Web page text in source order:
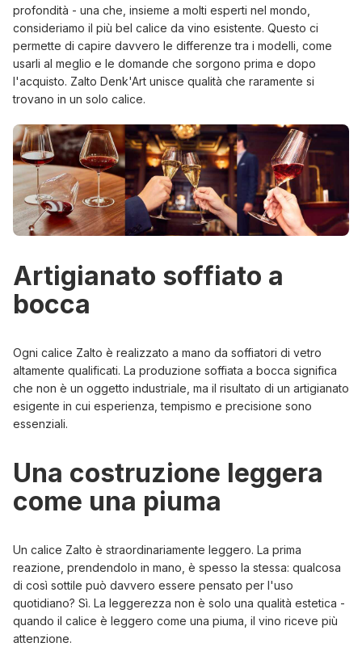
profondità - una che, insieme a molti esperti nel mondo,
consideriamo il più bel calice da vino esistente. Questo ci
permette di capire davvero le differenze tra i modelli, come
usarli al meglio e le domande che sorgono prima e dopo
l'acquisto. Zalto Denk'Art unisce qualità che raramente si
trovano in un solo calice.
Artigianato soffiato a
bocca
Ogni calice Zalto è realizzato a mano da soffiatori di vetro
altamente qualificati. La produzione soffiata a bocca significa
che non è un oggetto industriale, ma il risultato di un artigianato
esigente in cui esperienza, tempismo e precisione sono
essenziali.
Una costruzione leggera
come una piuma
Un calice Zalto è straordinariamente leggero. La prima
reazione, prendendolo in mano, è spesso la stessa: qualcosa
di così sottile può davvero essere pensato per l'uso
quotidiano? Sì. La leggerezza non è solo una qualità estetica -
quando il calice è leggero come una piuma, il vino riceve più
attenzione.